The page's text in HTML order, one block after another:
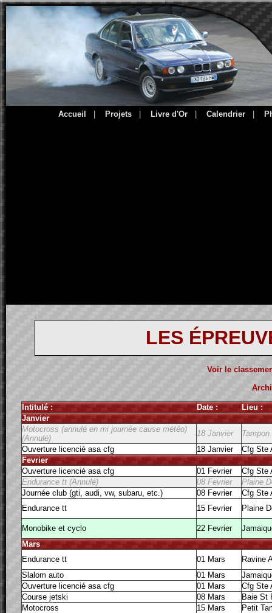
Accueil Projets Livre d'Or Calendrier
LES
Voir le
Intitulé : Date :
Lieu :
Janvier
Motocross (annulé en mi journée cause météo)
(Annulé)
18 Janvier
Tampon
Ouverture licencié asa cfg
18 Janvier
Cfg Ste
Fevrier
Ouverture licencié asa cfg
01 Fevrier
Cfg Ste
Endurance tt (Annulé)
08 Fevrier
Plaine
Journée club (gti, audi, vw, subaru, etc.)
08 Fevrier
Cfg Ste
Endurance tt
15 Fevrier Plaine
Monobike et cyclo 22 Fevrier
Mars
Endurance tt
01 Mars
Ravine
Slalom auto
01 Mars
Ouverture licencié asa cfg
01 Mars
Cfg Ste
Course jetski
08 Mars
Baie St
Motocross
15 Mars
Petit